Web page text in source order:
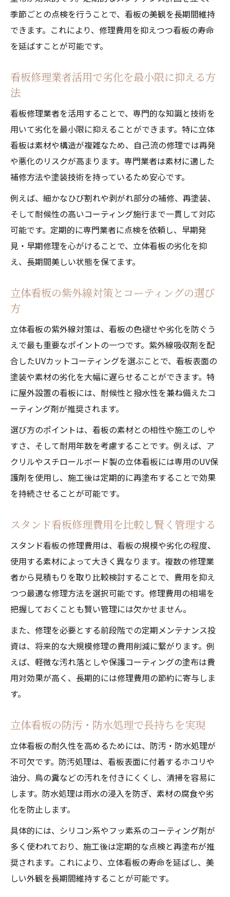
季節ごとの点検を行うことで、看板の美観を長期間維持
できます。これにより、修理費用を抑えつつ看板の寿命
を延ばすことが可能です。
看板修理業者活用で劣化を最小限に抑える方
法
看板修理業者を活用することで、専門的な知識と技術を
用いて劣化を最小限に抑えることができます。特に立体
看板は素材や構造が複雑なため、自己流の修理では再発
や悪化のリスクが高まります。専門業者は素材に適した
補修方法や塗装技術を持っているため安心です。
例えば、細かなひび割れや剥がれ部分の補修、再塗装、
そして耐候性の高いコーティング施行まで一貫して対応
可能です。定期的に専門業者に点検を依頼し、早期発
見・早期修理を心がけることで、立体看板の劣化を抑
え、長期間美しい状態を保てます。
立体看板の紫外線対策とコーティングの選び
方
立体看板の紫外線対策は、看板の色褪せや劣化を防ぐう
えで最も重要なポイントの一つです。紫外線吸収剤を配
合したUVカットコーティングを選ぶことで、看板表面の
塗装や素材の劣化を大幅に遅らせることができます。特
に屋外設置の看板には、耐候性と撥水性を兼ね備えたコ
ーティング剤が推奨されます。
選び方のポイントは、看板の素材との相性や施工のしや
すさ、そして耐用年数を考慮することです。例えば、ア
クリルやスチロールボード製の立体看板には専用のUV保
護剤を使用し、施工後は定期的に再塗布することで効果
を持続させることが可能です。
スタンド看板修理費用を比較し賢く管理する
スタンド看板の修理費用は、看板の規模や劣化の程度、
使用する素材によって大きく異なります。複数の修理業
者から見積もりを取り比較検討することで、費用を抑え
つつ最適な修理方法を選択可能です。修理費用の相場を
把握しておくことも賢い管理には欠かせません。
また、修理を必要とする前段階での定期メンテナンス投
資は、将来的な大規模修理の費用削減に繋がります。例
えば、軽微な汚れ落としや保護コーティングの塗布は費
用対効果が高く、長期的には修理費用の節約に寄与しま
す。
立体看板の防汚・防水処理で長持ちを実現
立体看板の耐久性を高めるためには、防汚・防水処理が
不可欠です。防汚処理は、看板表面に付着するホコリや
油分、鳥の糞などの汚れを付きにくくし、清掃を容易に
します。防水処理は雨水の浸入を防ぎ、素材の腐食や劣
化を防止します。
具体的には、シリコン系やフッ素系のコーティング剤が
多く使われており、施工後は定期的な点検と再塗布が推
奨されます。これにより、立体看板の寿命を延ばし、美
しい外観を長期間維持することが可能です。